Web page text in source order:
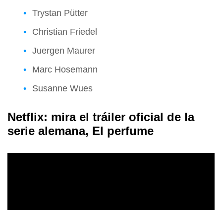
Trystan Pütter
Christian Friedel
Juergen Maurer
Marc Hosemann
Susanne Wues
Netflix: mira el tráiler oficial de la
serie alemana, El perfume